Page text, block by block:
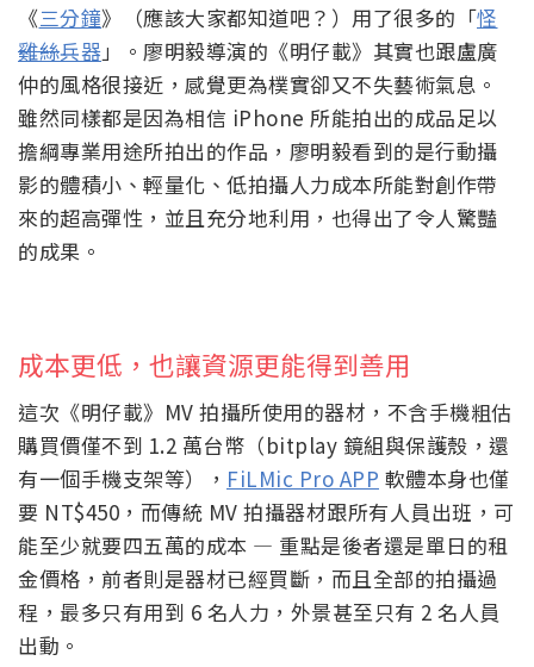
《三分鐘》（應該大家都知道吧？）用了很多的「怪
雞絲兵器」。廖明毅導演的《明仔載》其實也跟盧廣
仲的風格很接近，感覺更為樸實卻又不失藝術氣息。
雖然同樣都是因為相信 iPhone 所能拍出的成品足以
擔綱專業用途所拍出的作品，廖明毅看到的是行動攝
影的體積小、輕量化、低拍攝人力成本所能對創作帶
來的超高彈性，並且充分地利用，也得出了令人驚豔
的成果。
成本更低，也讓資源更能得到善用
這次《明仔載》MV 拍攝所使用的器材，不含手機粗估
購買價僅不到 1.2 萬台幣（bitplay 鏡組與保護殼，還
有一個手機支架等）， FiLMic Pro APP 軟體本身也僅
要 NT$450，而傳統 MV 拍攝器材跟所有人員出班，可
能至少就要四五萬的成本 — 重點是後者還是單日的租
金價格，前者則是器材已經買斷，而且全部的拍攝過
程，最多只有用到 6 名人力，外景甚至只有 2 名人員
出動。